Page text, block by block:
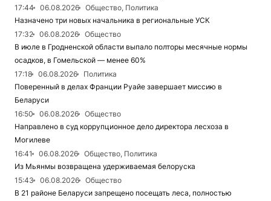
17:44
06.08.2026
Общество, Политика
Назначено три новых начальника в региональные УСК
17:32
06.08.2026
Общество
В июле в Гродненской области выпало полторы месячные нормы
осадков, в Гомельской — менее 60%
17:18
06.08.2026
Политика
Поверенный в делах Франции Руайе завершает миссию в
Беларуси
16:50
06.08.2026
Общество
Направлено в суд коррупционное дело директора лесхоза в
Могилеве
16:41
06.08.2026
Общество, Политика
Из Мьянмы возвращена удерживаемая белоруска
15:43
06.08.2026
Общество
В 21 районе Беларуси запрещено посещать леса, полностью